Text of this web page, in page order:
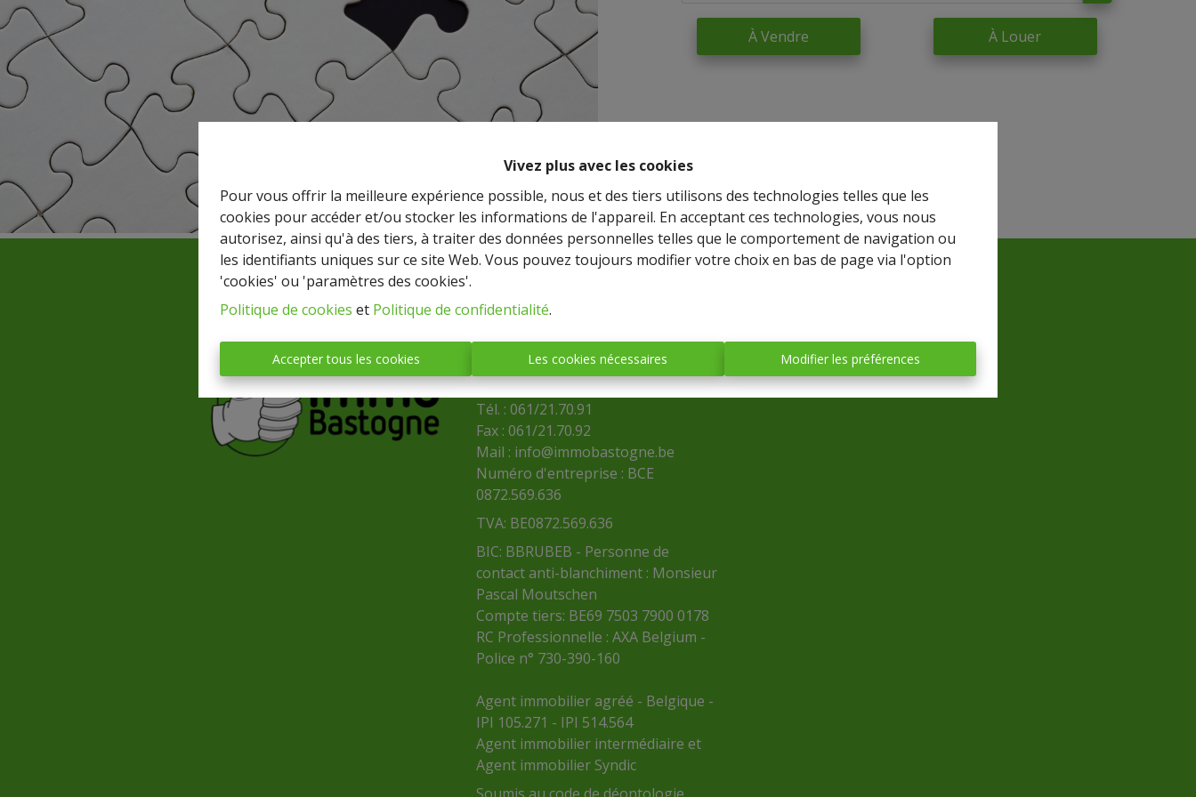
Vivez plus avec les cookies
Pour vous offrir la meilleure expérience possible, nous et des tiers utilisons des technologies telles que les
cookies pour accéder et/ou stocker les informations de l'appareil. En acceptant ces technologies, vous nous
autorisez, ainsi qu'à des tiers, à traiter des données personnelles telles que le comportement de navigation ou
les identifiants uniques sur ce site Web. Vous pouvez toujours modifier votre choix en bas de page via l'option
'cookies' ou 'paramètres des cookies'.
Politique de cookies et Politique de confidentialité.
Accepter tous les cookies Les cookies nécessaires Modifier les préférences
À Vendre À Louer
IMMO BASTOGNE
(société anonyme)
Place Mc Auliffe, 43 - 6600
BASTOGNE
Tél. : 061/21.70.91
Fax : 061/21.70.92
Mail : info@immobastogne.be
Numéro d'entreprise : BCE
0872.569.636
TVA: BE0872.569.636
BIC: BBRUBEB - Personne de
contact anti-blanchiment : Monsieur
Pascal Moutschen
Compte tiers: BE69 7503 7900 0178
RC Professionnelle : AXA Belgium -
Police n° 730-390-160
Agent immobilier agréé - Belgique -
IPI 105.271 - IPI 514.564
Agent immobilier intermédiaire et
Agent immobilier Syndic